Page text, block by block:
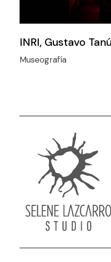
INRI, Gustavo
Museografía